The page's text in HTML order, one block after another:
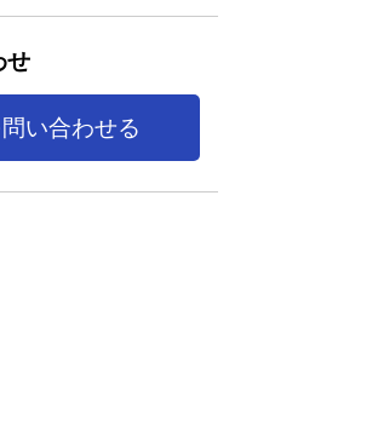
せ
い合わせる